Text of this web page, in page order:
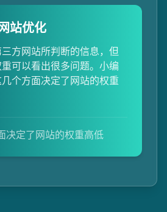
站优化
方网站所判断的信息，但
可以看出很多问题。小编
个方面决定了网站的权重
决定了网站的权重高低